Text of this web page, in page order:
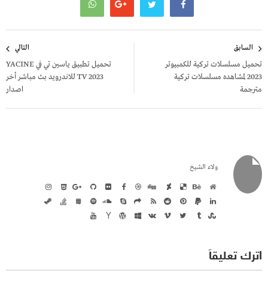
المقالات
السابق
تحميل مسلسلات تركية للكمبيوتر
2023 لمشاهده مسلسلات تركية
مترجمة
التالي
تحميل تطبيق ياسين تي في YACINE
TV 2023 للاندرويد بث مباشر أخر
اصدار
ولاء الشيخ
اترك تعليقاً